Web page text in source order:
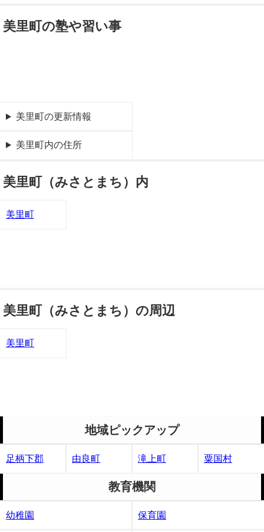
美里町の塾や習い事
美里町の更新情報
美里町内の住所
美里町（みさとまち）内
美里町
美里町（みさとまち）の周辺
美里町
地域ピックアップ
足柄下郡 由良町 滝上町 粟国村
教育機関
幼稚園 保育園